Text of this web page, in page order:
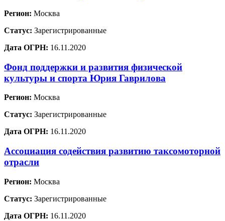
Регион: Москва
Статус: Зарегистрированные
Дата ОГРН: 16.11.2020
Фонд поддержки и развития физической
культуры и спорта Юрия Гаврилова
Регион: Москва
Статус: Зарегистрированные
Дата ОГРН: 16.11.2020
Ассоциация содействия развитию таксомоторной
отрасли
Регион: Москва
Статус: Зарегистрированные
Дата ОГРН: 16.11.2020